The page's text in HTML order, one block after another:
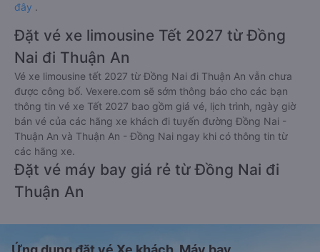
đây .
Đặt vé xe limousine Tết 2027 từ Đồng
Nai đi Thuận An
Vé xe limousine tết 2027 từ Đồng Nai đi Thuận An vẫn chưa
được công bố. Vexere.com sẽ sớm thông báo cho các bạn
thông tin vé xe Tết 2027 bao gồm giá vé, lịch trình, ngày giờ
bán vé của các hãng xe khách đi tuyến đường Đồng Nai -
Thuận An và Thuận An - Đồng Nai ngay khi có thông tin từ
các hãng xe.
Đặt vé máy bay giá rẻ từ Đồng Nai đi
Thuận An